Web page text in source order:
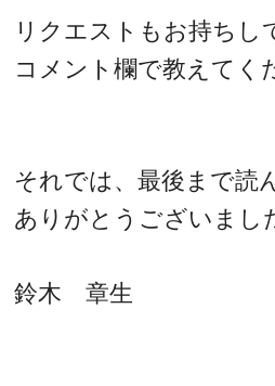
リクエストもお持ちし
コメント欄で教えてく
それでは、最後まで読
ありがとうございまし
鈴木 章生